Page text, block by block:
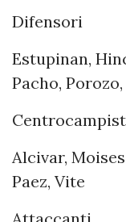
Difensori
Estupinan,
Pacho,
Alcivar,
Paez, Vite